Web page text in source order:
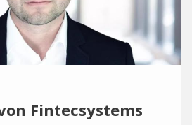
Fintecsystems